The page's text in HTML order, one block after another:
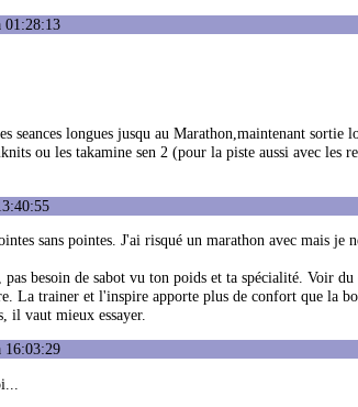
01:28:13
seances longues jusqu au Marathon,maintenant sortie
ou les takamine sen 2 (pour la piste aussi avec les
sans pointes. J'ai risqué un marathon avec mais je
besoin de sabot vu ton poids et ta spécialité. Voir du
La trainer et l'inspire apporte plus de confort que la
il vaut mieux essayer.
16:03:29